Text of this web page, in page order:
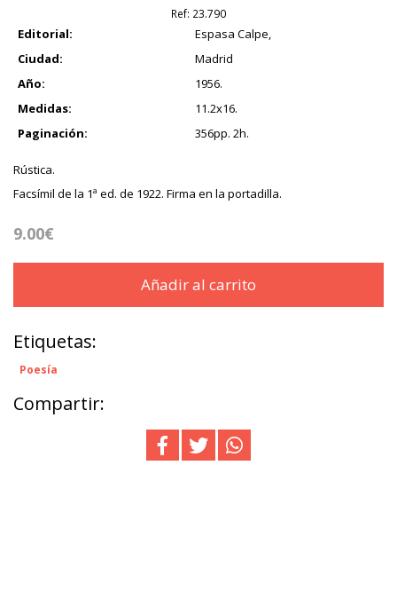
Ref: 23.790
Editorial:
Espasa Calpe,
Ciudad:
Madrid
Año:
1956.
Medidas:
11.2x16.
Paginación:
356pp. 2h.
Rústica.
Facsímil de la 1ª ed. de 1922. Firma en la portadilla.
9.00€
Añadir al carrito
Etiquetas:
Poesía
Compartir: